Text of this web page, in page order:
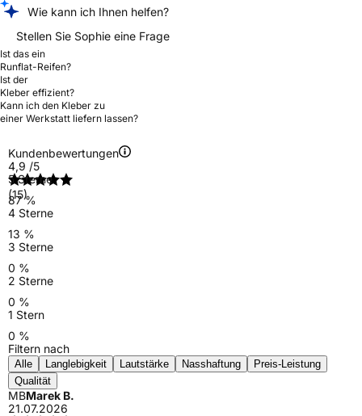
Wie kann ich Ihnen helfen?
Stellen Sie Sophie eine Frage
Ist das ein
Runflat-Reifen?
Ist der
Kleber effizient?
Kann ich den Kleber zu
einer Werkstatt liefern lassen?
Kundenbewertungen
4,9 /5
(15)
5 Sterne
87 %
4 Sterne
13 %
3 Sterne
0 %
2 Sterne
0 %
1 Stern
0 %
Filtern nach
Alle Langlebigkeit Lautstärke Nasshaftung
Preis-Leistung
Qualität
MBMarek B.
21.07.2026